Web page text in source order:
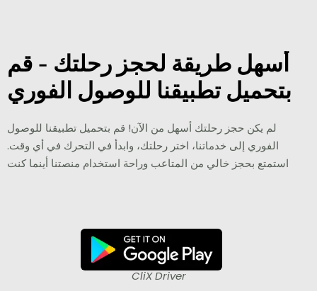
أسهل طريقة لحجز رحلتك - قم
بتحميل تطبيقنا للوصول الفوري
لم يكن حجز رحلتك أسهل من الآن! قم بتحميل تطبيقنا للوصول
الفوري إلى خدماتنا، اختر رحلتك، وابدأ في التحرك في أي وقت.
استمتع بحجز خالي من المتاعب وراحة استخدام منصتنا أينما كنت
CliX Driver